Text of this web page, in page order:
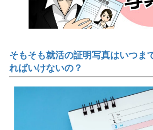
そもそも就活の証明写真はいつま
ればいけないの？